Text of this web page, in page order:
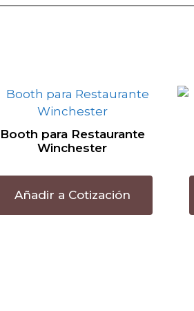
Booth para Restaurante
Winchester
Añadir a Cotización